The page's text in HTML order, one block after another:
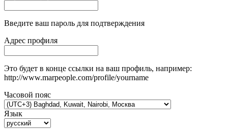
Введите ваш пароль для подтверждения
Адрес профиля
Это будет в конце ссылки на ваш профиль, например:
http://www.marpeople.com/profile/yourname
Часовой пояс
Язык